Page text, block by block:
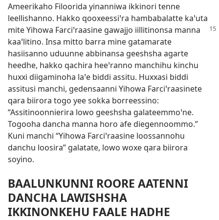
Ameerikaho Filoorida yinanniwa ikkinori tenne
leellishanno. Hakko qooxeessiꞌra hambabalatte kaꞌuta
mite Yihowa Farciꞌraasine gawajjo iillitinonsa manna
kaaꞌlitino. Insa mitto barra mine gatamarate
hasiisanno uduunne abbinansa geeshsha agarte
heedhe, hakko qachira heeꞌranno manchihu kinchu
huxxi diigaminoha laꞌe biddi assitu. Huxxasi biddi
assitusi manchi, gedensaanni Yihowa Farciꞌraasinete
qara biirora togo yee sokka borreessino:
“Assitinoonnierira lowo geeshsha galateemmoꞌne.
Togooha dancha manna horo afe diegennoommo.”
Kuni manchi “Yihowa Farciꞌraasine loossannohu
danchu loosira” galatate, lowo woxe qara biirora
soyino.
BAALUNKUNNI ROORE AATENNI
DANCHA LAWISHSHA
IKKINONKEHU FAALE HADHE